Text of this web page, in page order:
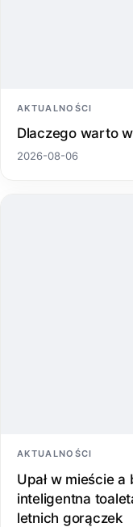
AKTUALNOŚCI
Dlaczego warto
2026-08-06
AKTUALNOŚCI
Upał w mieście
inteligentna
letnich gorączek